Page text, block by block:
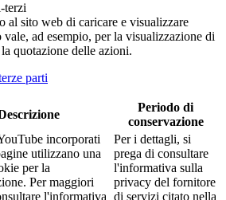
terzi
al sito web di caricare e visualizzare
ad esempio, per la visualizzazione di
quotazione delle azioni.
parti
Periodo di
conservazione
incorporati
utilizzano una
per la
Per maggiori
l'informativa
Per i dettagli, si
prega di consultare
l'informativa sulla
privacy del fornitore
di servizi citato nella